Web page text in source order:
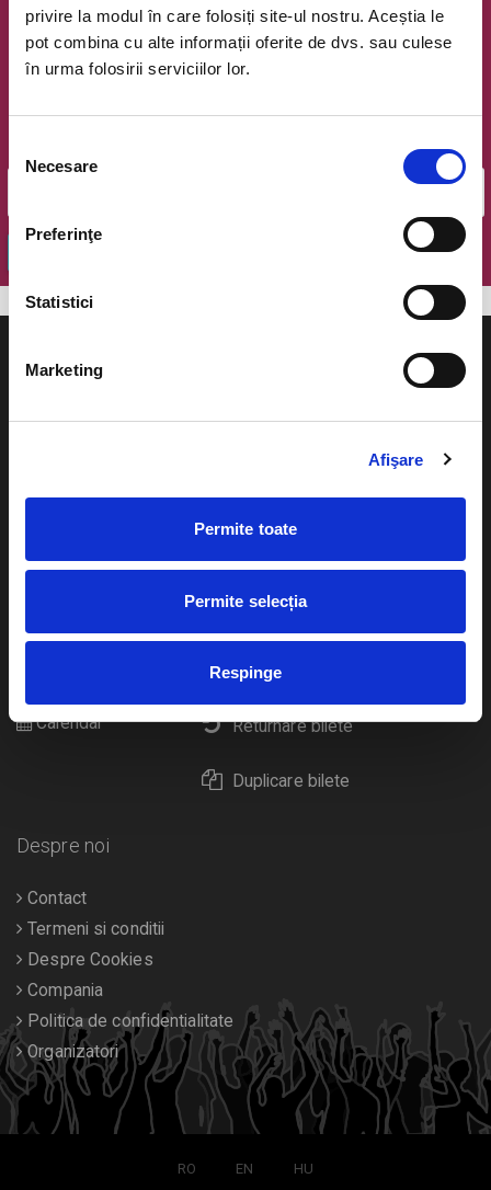
privire la modul în care folosiți site-ul nostru. Aceștia le
pot combina cu alte informații oferite de dvs. sau culese
în urma folosirii serviciilor lor.
consimțământului
Necesare
Preferinţe
Statistici
Marketing
Afişare
Permite toate
Permite selecția
Respinge
Newsletter @ Bilete.ro
evenimente.
Plata online sau cash
eBilet printat acasa
Livrare prin curier
Returnare bilete
Duplicare bilete
Teatru
festivaluri
Cultura
Calendar
Despre noi
Contact
Termeni si conditii
Despre Cookies
Compania
Politica de confidentialitate
Organizatori
RO EN HU